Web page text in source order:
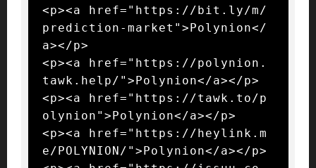
<p><a href="https://bit.ly/m/
prediction-market">Polynion</
a></p>
<p><a href="https://polynion.
tawk.help/">Polynion</a></p>
<p><a href="https://tawk.to/p
olynion">Polynion</a></p>
<p><a href="https://heylink.m
e/POLYNION/">Polynion</a></p>